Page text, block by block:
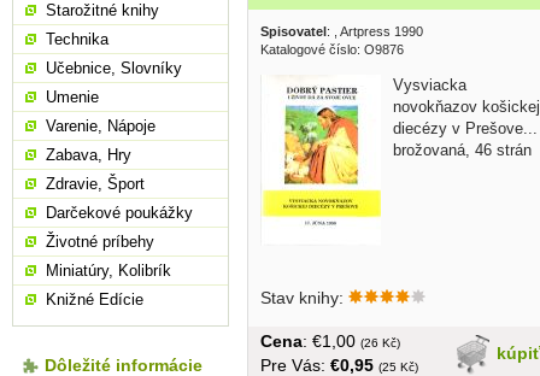
Spisovatel:
, Artpress 1990
Katalogové číslo: O9876
Vysviacka
novokňazov košickej
diecézy v Prešove...
brožovaná, 46 strán
Stav knihy:
kúpiť
Cena: €1,00 (26 Kč)
Pre Vás: €0,95 (25 Kč)
Starožitné knihy
Technika
Učebnice, Slovníky
Umenie
Varenie, Nápoje
Zabava, Hry
Zdravie, Šport
Darčekové poukážky
Životné príbehy
Miniatúry, Kolibrík
Knižné Edície
Dôležité informácie